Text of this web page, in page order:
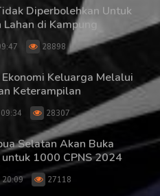
Diperbolehkan Untuk
Lahan di Kampung
28898
Keluarga Melalui
Keterampilan
28307
Selatan Akan Buka
1000 CPNS 2024
20:09 27118